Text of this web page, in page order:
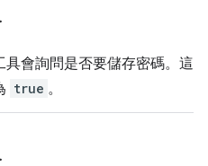
會詢問是否要儲存密碼。這
true 。